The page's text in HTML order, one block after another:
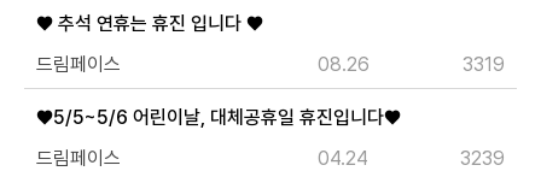
♥ 추석 연휴는 휴진 입니다 ♥
드림페이스
08.26 3319
♥5/5~5/6 어린이날, 대체공휴일 휴진입니다♥
드림페이스
04.24 3239